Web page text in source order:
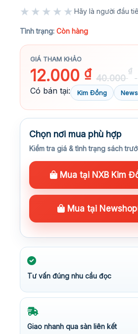
★★★★★ Hãy là người đầu
Tình trạng: Còn hàng
GIÁ THAM KHẢO
12.000 ₫ 40.000
₫
Có bán tại:
Kim Đồng
Chọn nơi mua phù hợp
Kiểm tra giá & tình trạng sách
Mua tại NXB Kim
Mua tại Newshop
Tư vấn đúng nhu cầu đọc
Giao nhanh qua sàn liên kết